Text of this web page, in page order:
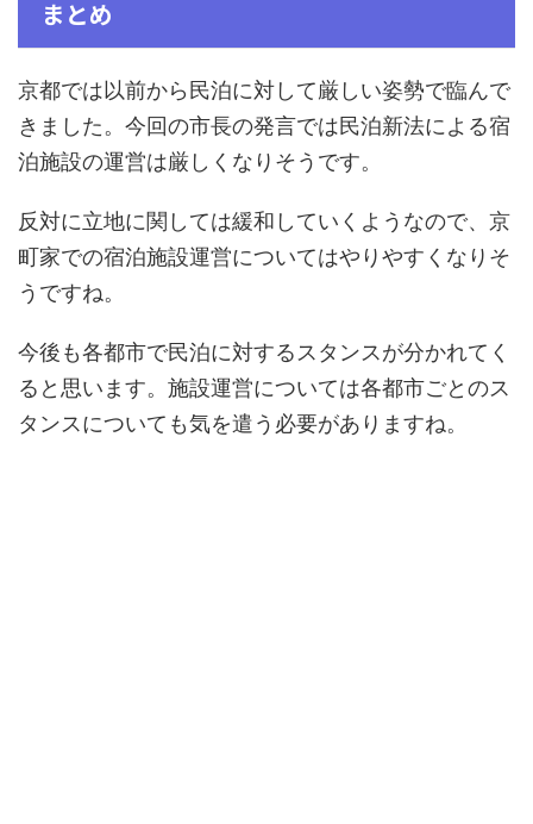
まとめ
京都では以前から民泊に対して厳しい姿勢で臨んで
きました。今回の市長の発言では民泊新法による宿
泊施設の運営は厳しくなりそうです。
反対に立地に関しては緩和していくようなので、京
町家での宿泊施設運営についてはやりやすくなりそ
うですね。
今後も各都市で民泊に対するスタンスが分かれてく
ると思います。施設運営については各都市ごとのス
タンスについても気を遣う必要がありますね。